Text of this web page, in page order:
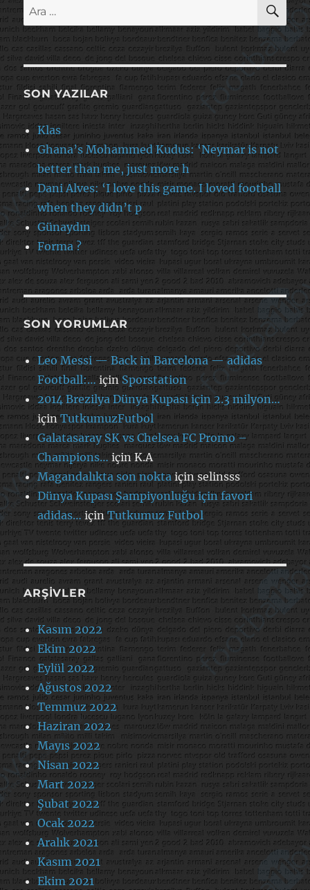
Ara:
SON YAZILAR
Klas
Ghana’s Mohammed Kudus: ‘Neymar is not
better than me, just more h
Dani Alves: ‘I love this game. I loved football
when they didn’t p
Günaydın
Forma ?
SON YORUMLAR
Leo Messi — Back in Barcelona — adidas
Football:…içinSporstation
2014 Brezilya Dünya Kupası için 2.3 milyon…
içinTutkumuzFutbol
Galatasaray SK vs Chelsea FC Promo –
Champions…içinK.A
Magandalıkta son noktaiçinselinsss
Dünya Kupası Şampiyonluğu için favori
adidas… içinTutkumuz Futbol
ARŞIVLER
Kasım 2022
Ekim 2022
Eylül 2022
Ağustos 2022
Temmuz 2022
Haziran 2022
Mayıs 2022
Nisan 2022
Mart 2022
Şubat 2022
Ocak 2022
Aralık 2021
Kasım 2021
Ekim 2021